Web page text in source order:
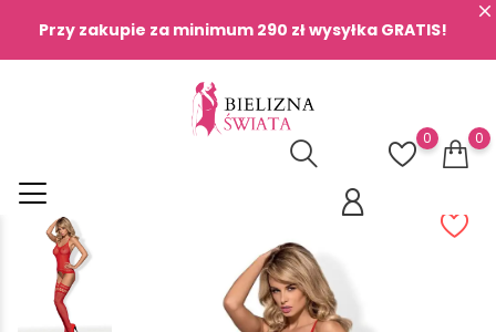
Przy zakupie za minimum 290 zł wysyłka GRATIS!
0
0